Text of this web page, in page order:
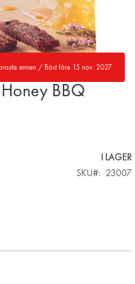
ennen / Bäst före 15 nov. 2027
BBQ
I LAGER
SKU
23007